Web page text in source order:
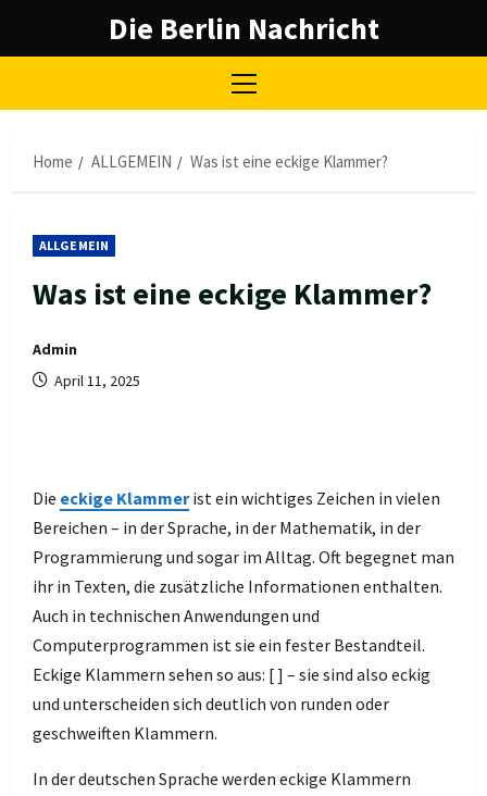
Die Berlin Nachricht
Primary
Home
ALLGEMEIN Was ist eine eckige Klammer?
ALLGEMEIN
Was ist eine eckige Klammer?
Admin
April 11, 2025
Die eckige Klammerist ein wichtiges Zeichen in vielen
Bereichen – in der Sprache, in der Mathematik, in der
Programmierung und sogar im Alltag. Oft begegnet man
ihr in Texten, die zusätzliche Informationen enthalten.
Auch in technischen Anwendungen und
Computerprogrammen ist sie ein fester Bestandteil.
Eckige Klammern sehen so aus: [ ] – sie sind also eckig
und unterscheiden sich deutlich von runden oder
geschweiften Klammern.
In der deutschen Sprache werden eckige Klammern